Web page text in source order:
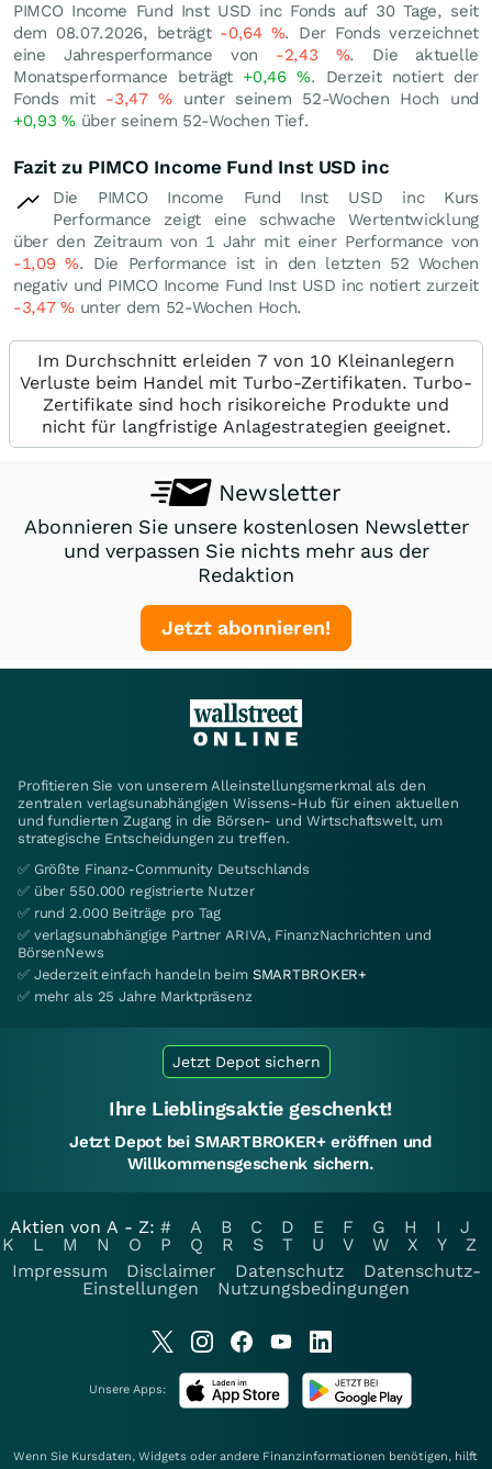
PIMCO Income Fund Inst USD inc Fonds auf 30 Tage, seit
dem 08.07.2026, beträgt -0,64 %. Der Fonds verzeichnet
eine Jahresperformance von -2,43 %. Die aktuelle
Monatsperformance beträgt +0,46 %. Derzeit notiert der
Fonds mit -3,47% unter seinem 52-Wochen Hoch und
+0,93%über seinem 52-Wochen Tief.
Fazit zu PIMCO Income Fund Inst USD inc
Die PIMCO Income Fund Inst USD inc Kurs
Performance zeigt eine schwache Wertentwicklung
über den Zeitraum von 1 Jahr mit einer Performance von
-1,09%. Die Performance ist in den letzten 52 Wochen
negativ und PIMCO Income Fund Inst USD inc notiert zurzeit
-3,47%unter dem 52-Wochen Hoch.
Im Durchschnitt erleiden 7 von 10 Kleinanlegern
Verluste beim Handel mit Turbo-Zertifikaten. Turbo-
Zertifikate sind hoch risikoreiche Produkte und
nicht für langfristige Anlagestrategien geeignet.
Newsletter
Abonnieren Sie unsere kostenlosen Newsletter
und verpassen Sie nichts mehr aus der
Redaktion
Jetzt abonnieren!
Profitieren Sie von unserem Alleinstellungsmerkmal als den
zentralen verlagsunabhängigen Wissens-Hub für einen aktuellen
und fundierten Zugang in die Börsen- und Wirtschaftswelt, um
strategische Entscheidungen zu treffen.
✅ Größte Finanz-Community Deutschlands
✅ über 550.000 registrierte Nutzer
✅ rund 2.000 Beiträge pro Tag
✅ verlagsunabhängige Partner ARIVA, FinanzNachrichten und
BörsenNews
✅ Jederzeit einfach handeln beim SMARTBROKER+
✅ mehr als 25 Jahre Marktpräsenz
Jetzt Depot sichern
Ihre Lieblingsaktie geschenkt!
Jetzt Depot bei SMARTBROKER+ eröffnen und
Willkommensgeschenk sichern.
Aktien von A - Z: # A B C D E F G H I
J
K
L M N O P Q R S T U V W X Y
Z
Impressum
Disclaimer Datenschutz
Datenschutz-
Einstellungen
Nutzungsbedingungen
Unsere Apps:
Wenn Sie Kursdaten, Widgets oder andere Finanzinformationen benötigen, hilft